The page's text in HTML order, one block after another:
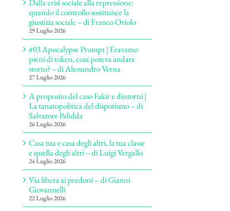
Dalla crisi sociale alla repressione:
quando il controllo sostituisce la
giustizia sociale – di Franco Oriolo
29 Luglio 2026
#03 Apocalypse Prompt | Eravamo
pieni di token, cosa poteva andare
storto? – di Alessandro Verna
27 Luglio 2026
A proposito del caso Fakir e dintorni |
La tanatopolitica del dispotismo – di
Salvatore Palidda
26 Luglio 2026
Casa tua e casa degli altri, la tua classe
e quella degli altri – di Luigi Vergallo
24 Luglio 2026
Via libera ai predoni – di Gianni
Giovannelli
22 Luglio 2026